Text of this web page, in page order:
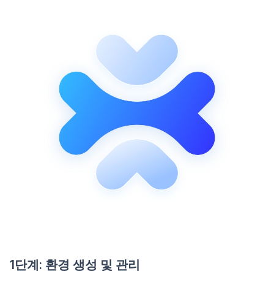
1단계: 환경 생성 및 관리